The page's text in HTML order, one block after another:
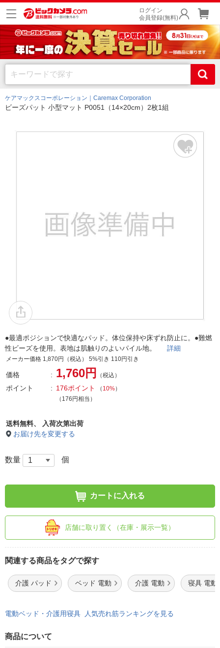
ログイン
会員登録(無料)
ケアマックスコーポレーション｜Caremax Corporation
ビーズパット 小型マット P0051（14×20cm）2枚1組
●最適ポジションで快適なパッド。体位保持や床ずれ防止に。●難燃
性ビーズを使用。表地は肌触りのよいパイル地。 詳細
メーカー価格 1,870円（税込） 5%引き 110円引き
価格 1,760円 （税込）
ポイント 176ポイント （ 10%）
（176円相当）
送料無料、
入荷次第出荷
お届け先を変更する
数量 個
カートに入れる
店舗に取り置く（在庫・展示一覧）
関連する商品をタグで探す
介護 パッド ベッド 電動 介護 電動 寝具 電動
電動ベッド・介護用寝具 人気売れ筋ランキングを見る
商品について